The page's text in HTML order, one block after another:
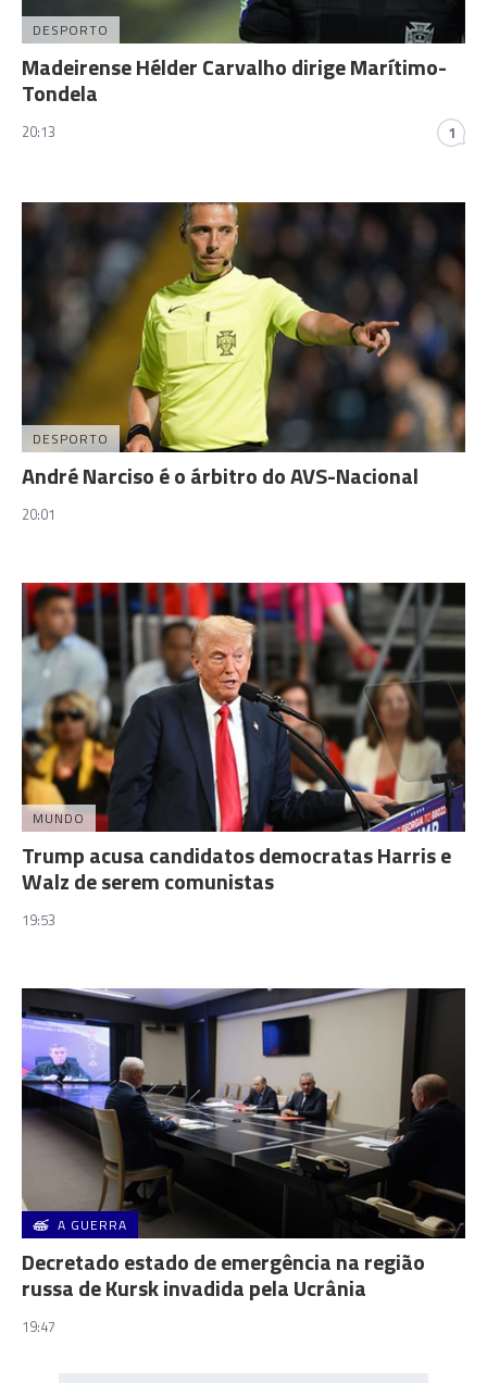
DESPORTO
Madeirense Hélder Carvalho dirige Marítimo-
Tondela
20:13 1
DESPORTO
André Narciso é o árbitro do AVS-Nacional
20:01
MUNDO
Trump acusa candidatos democratas Harris e
Walz de serem comunistas
19:53
A GUERRA
Decretado estado de emergência na região
russa de Kursk invadida pela Ucrânia
19:47